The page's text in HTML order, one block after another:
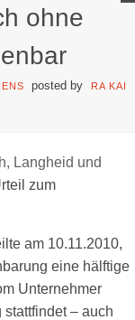
ohne
posted by RA KAI
Langheid und
zum
am 10.11.2010,
eine hälftige
Unternehmer
– auch